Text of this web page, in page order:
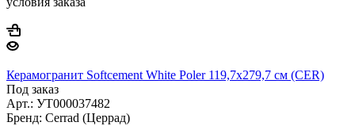
Керамогранит Softcement White Poler 119,7x279,7 см (CER)
Под заказ
Арт.: УТ000037482
Бренд: Cerrad (Церрад)